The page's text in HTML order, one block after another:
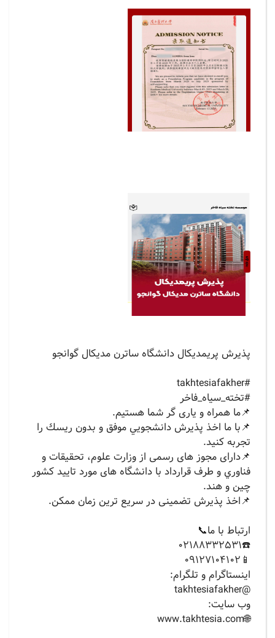
پذیرش پریمدیکال دانشگاه ساترن مدیکال گوانجو
‏#takhtesiafakher
#تخته_سیاه_فاخر
📌ما همراه و یاری گر شما هستیم.
📌با ما اخذ پذيرش دانشجويي موفق و بدون ريسك را
تجربه کنید.
📌دارای مجوز های رسمی از وزارت علوم، تحقيقات و
فناوري و طرف قرارداد با دانشگاه های مورد تایید کشور
چین و هند.
📌اخذ پذیرش تضمینی در سریع ترین زمان ممکن.
ارتباط با ما📞
☎️02188332531
📱09127104102
‏اينستاگرام و تلگرام:
‏@takhtesiafakher
وب سايت:
‏🌐www.takhtesia.com